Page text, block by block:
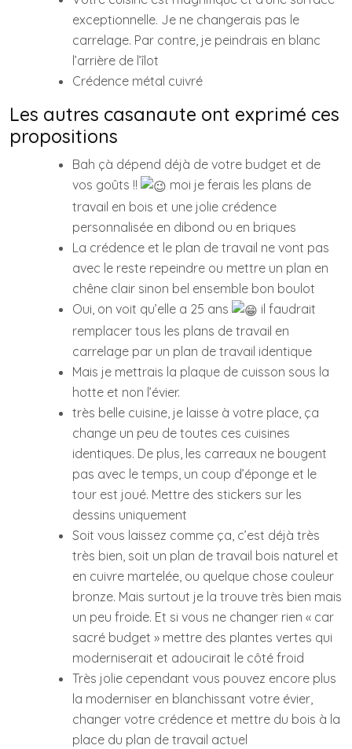
exceptionnelle. Je ne changerais pas le
carrelage. Par contre, je peindrais en blanc
l’arrière de l’îlot
Crédence métal cuivré
Les autres casanaute ont exprimé ces
propositions
Bah çà dépend déjà de votre budget et de
vos goûts !!
moi je ferais les plans de
travail en bois et une jolie crédence
personnalisée en dibond ou en briques
La crédence et le plan de travail ne vont pas
avec le reste repeindre ou mettre un plan en
chêne clair sinon bel ensemble bon boulot
Oui, on voit qu’elle a 25 ans
il faudrait
remplacer tous les plans de travail en
carrelage par un plan de travail identique
Mais je mettrais la plaque de cuisson sous la
hotte et non l’évier.
très belle cuisine, je laisse à votre place, ça
change un peu de toutes ces cuisines
identiques. De plus, les carreaux ne bougent
pas avec le temps, un coup d’éponge et le
tour est joué. Mettre des stickers sur les
dessins uniquement
Soit vous laissez comme ça, c’est déjà très
très bien, soit un plan de travail bois naturel et
en cuivre martelée, ou quelque chose couleur
bronze. Mais surtout je la trouve très bien mais
un peu froide. Et si vous ne changer rien « car
sacré budget » mettre des plantes vertes qui
moderniserait et adoucirait le côté froid
Très jolie cependant vous pouvez encore plus
la moderniser en blanchissant votre évier,
changer votre crédence et mettre du bois à la
place du plan de travail actuel